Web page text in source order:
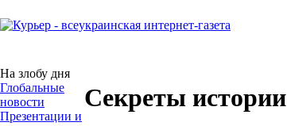
На злобу дня
Глобальные
новости
Презентации и
Секреты истории